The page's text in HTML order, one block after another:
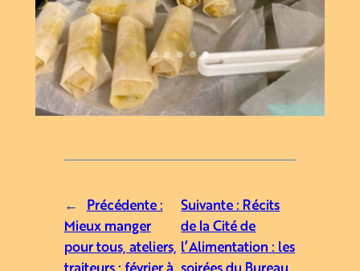
←
Précédente :
Mieux manger
pour tous, ateliers,
Suivante : Récits
de la Cité de
l’Alimentation : les